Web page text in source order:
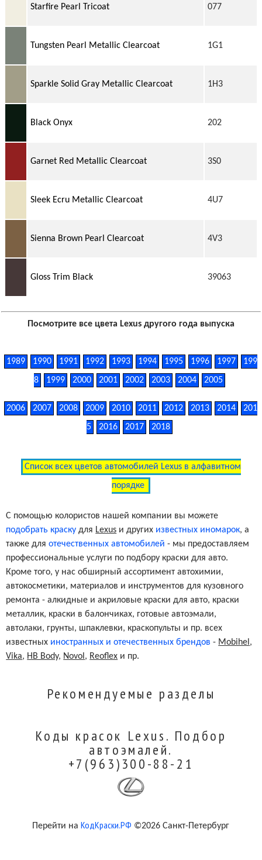
Starfire Pearl Tricoat 077
Tungsten Pearl Metallic Clearcoat 1G1
Sparkle Solid Gray Metallic Clearcoat 1H3
Black Onyx 202
Garnet Red Metallic Clearcoat 3S0
Sleek Ecru Metallic Clearcoat 4U7
Sienna Brown Pearl Clearcoat 4V3
Gloss Trim Black 39063
Посмотрите все цвета Lexus другого года выпуска
1989 1990 1991 1992 1993 1994 1995 1996 1997
199
8
1999 2000 2001 2002 2003 2004 2005
2006 2007 2008 2009 2010 2011 2012 2013 2014
201
5
2016 2017 2018
Список всех цветов автомобилей Lexus в алфавитном
порядке
С помощью колористов нашей компании вы можете
подобрать краску для Lexus и других известных иномарок, а
также дляотечественных автомобилей - мы предоставляем
профессиональные услуги по подбору краски для авто.
Кроме того, у нас обширный ассортимент автохимии,
автокосметики, материалов и инструментов для кузовного
ремонта - алкидные и акриловые краски для авто, краски
металлик, краски в балончиках, готовые автоэмали,
автолаки, грунты, шпаклевки, краскопульты и пр. всех
известных иностранных и отечественных брендов - Mobihel ,
Vika, HB Body, Novol , Reoflex и пр.
Рекомендуемые разделы
Коды красок Lexus. Подбор
автоэмалей.
+7(963)300-88-21
Перейти на КодКраски.РФ ©2026 Санкт-Петербург